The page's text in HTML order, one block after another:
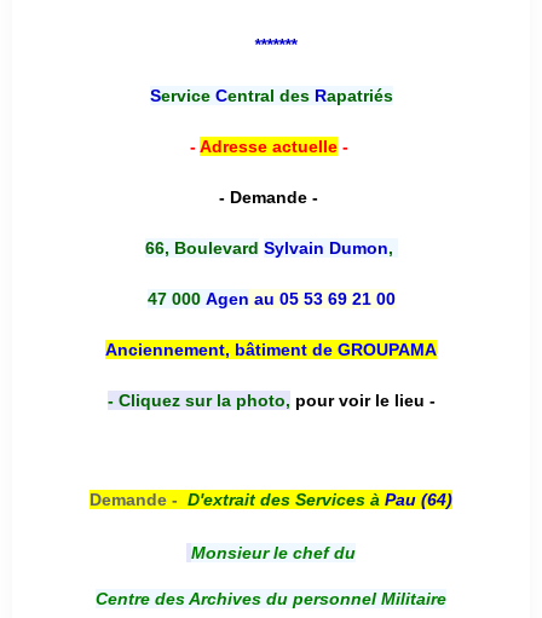
*******
Service Central desRapatriés
-Adresse actuelle-
- Demande -
66, Boulevard Sylvain Dumon,
47 000 Agen au 05 53 69 21 00
Anciennement, bâtiment de GROUPAMA
- Cliquez sur la photo, pour voir le lieu -
Demande - D'extrait des Services à Pau (64)
Monsieur le chef du
Centre des Archives du personnel Militaire